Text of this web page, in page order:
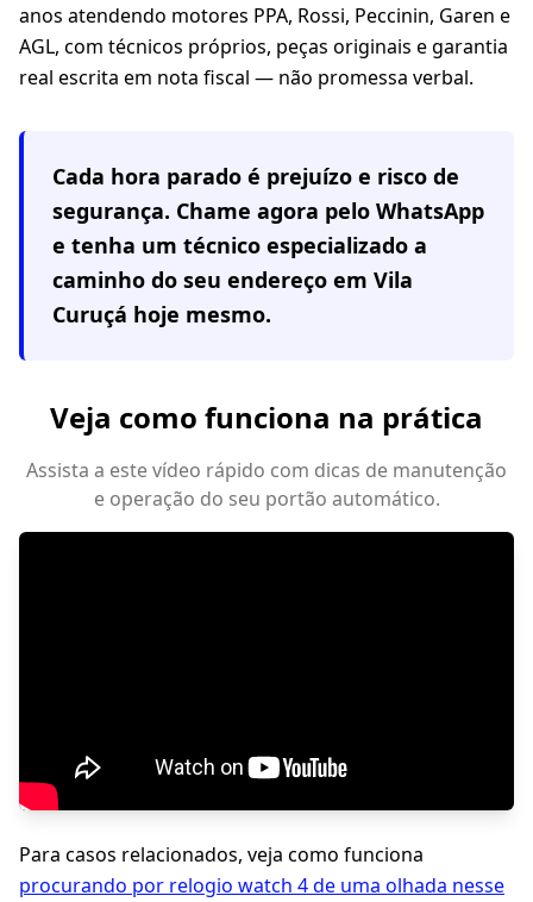
anos atendendo motores PPA, Rossi, Peccinin, Garen e
AGL, com técnicos próprios, peças originais e garantia
real escrita em nota fiscal — não promessa verbal.
Cada hora parado é prejuízo e risco de
segurança. Chame agora pelo WhatsApp
e tenha um técnico especializado a
caminho do seu endereço em Vila
Curuçá hoje mesmo.
Veja como funciona na prática
Assista a este vídeo rápido com dicas de manutenção
e operação do seu portão automático.
Para casos relacionados, veja como funciona
procurando por relogio watch 4 de uma olhada nesse